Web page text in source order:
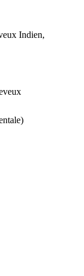
Indien,